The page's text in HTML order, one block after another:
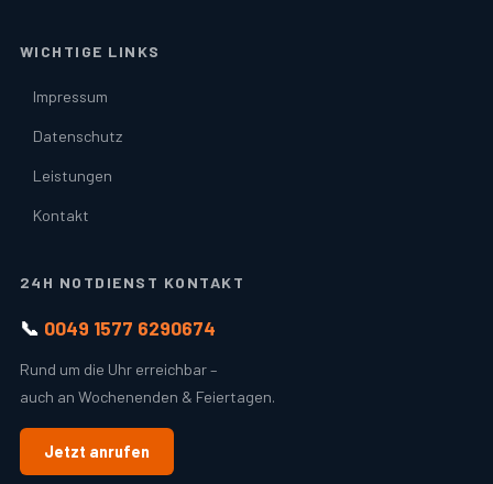
WICHTIGE LINKS
Impressum
Datenschutz
Leistungen
Kontakt
24H NOTDIENST KONTAKT
📞 0049 1577 6290674
Rund um die Uhr erreichbar –
auch an Wochenenden & Feiertagen.
Jetzt anrufen